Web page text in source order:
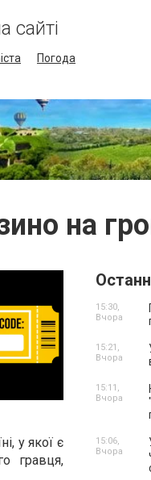
сайті
Погода
на
у якої є
гравця,
15:30,
Вчора
15:21,
Вчора
15:11,
Вчора
15:06,
Вчора